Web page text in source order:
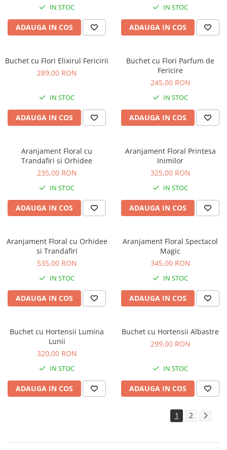
IN STOC
ADAUGA IN COS
IN STOC
ADAUGA IN COS
Buchet cu Flori Elixirul Fericirii
289,00 RON
IN STOC
ADAUGA IN COS
Buchet cu Flori Parfum de
Fericire
245,00 RON
IN STOC
ADAUGA IN COS
Aranjament Floral cu
Trandafiri si Orhidee
235,00 RON
IN STOC
ADAUGA IN COS
Aranjament Floral Printesa
Inimilor
325,00 RON
IN STOC
ADAUGA IN COS
Aranjament Floral cu Orhidee
si Trandafiri
535,00 RON
IN STOC
ADAUGA IN COS
Aranjament Floral Spectacol
Magic
345,00 RON
IN STOC
ADAUGA IN COS
Buchet cu Hortensii Lumina
Lunii
320,00 RON
IN STOC
ADAUGA IN COS
Buchet cu Hortensii Albastre
299,00 RON
IN STOC
ADAUGA IN COS
1 2